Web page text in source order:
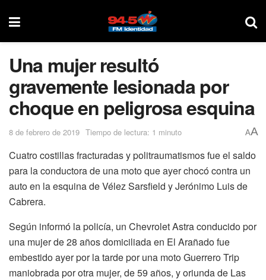
Una mujer resultó
gravemente lesionada por
choque en peligrosa esquina
8 de febrero de 2019 Tiempo de lectura: 1 minuto AA
Cuatro costillas fracturadas y politraumatismos fue el saldo
para la conductora de una moto que ayer chocó contra un
auto en la esquina de Vélez Sarsfield y Jerónimo Luis de
Cabrera.
Según informó la policía, un Chevrolet Astra conducido por
una mujer de 28 años domiciliada en El Arañado fue
embestido ayer por la tarde por una moto Guerrero Trip
maniobrada por otra mujer, de 59 años, y oriunda de Las